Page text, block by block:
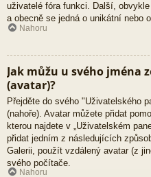
uživatelé fóra funkci. Další,
a obecně se jedná o unikátní nebo
Nahoru
Jak můžu u svého jména
(avatar)?
Přejděte do svého "Uživatelského
(nahoře). Avatar můžete přidat
kterou najdete v „Uživatelském
přidat jedním z následujících
Galerii, použít vzdálený avatar (z
svého počítače.
Nahoru